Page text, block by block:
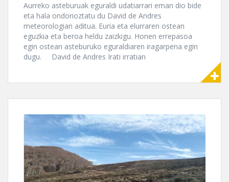
Aurreko asteburuak eguraldi udatiarrari eman dio bide
eta hala ondorioztatu du David de Andres
meteorologian aditua. Euria eta elurraren ostean
eguzkia eta beroa heldu zaizkigu. Honen errepasoa
egin ostean asteburuko eguraldiaren iragarpena egin
dugu. David de Andres Irati irratian